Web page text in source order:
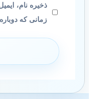
ذخیره نام،
زمانی که